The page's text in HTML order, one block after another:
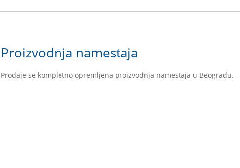
Proizvodnja namestaja
Prodaje se kompletno opremljena proizvodnja namestaja u Beogradu.